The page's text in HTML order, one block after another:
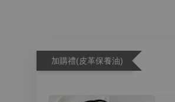
加購禮(皮革保養油)